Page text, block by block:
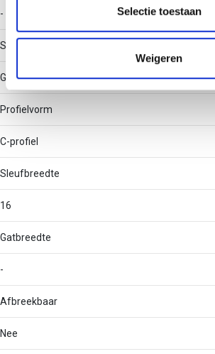
partners kunnen deze gegevens
informatie die u aan ze heeft verstrekt of
verzameld op basis van uw gebruik van
Selectie toestaan
Weigeren
-
Soort perforatie
Geen
Profielvorm
C-profiel
Sleufbreedte
16
Gatbreedte
-
Afbreekbaar
Nee